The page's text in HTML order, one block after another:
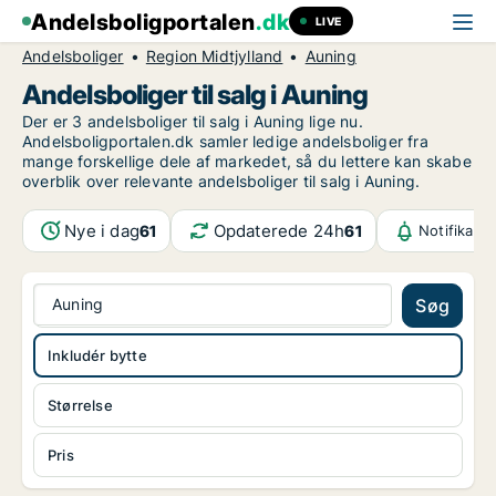
Andelsboligportalen.dk LIVE
Andelsboliger Region Midtjylland Auning
Andelsboliger til salg i Auning
Der er 3 andelsboliger til salg i Auning lige nu.
Andelsboligportalen.dk samler ledige andelsboliger fra
mange forskellige dele af markedet, så du lettere kan skabe
overblik over relevante andelsboliger til salg i Auning.
Nye i dag61 Opdaterede 24h61
Auning Søg
Størrelse
Pris
Inkludér bytte